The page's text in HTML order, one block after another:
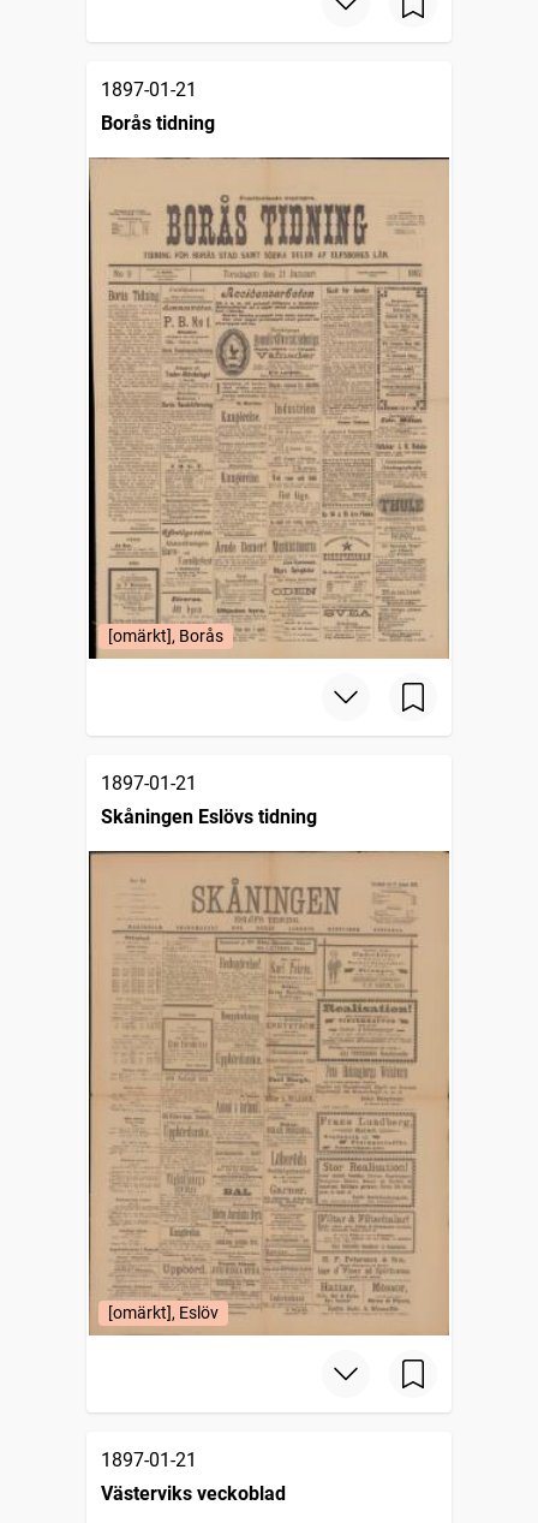
1897-01-21
Borås tidning
[omärkt], Borås
1897-01-21
Skåningen Eslövs tidning
[omärkt], Eslöv
1897-01-21
Västerviks veckoblad